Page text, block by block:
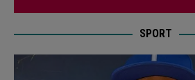
SPORT